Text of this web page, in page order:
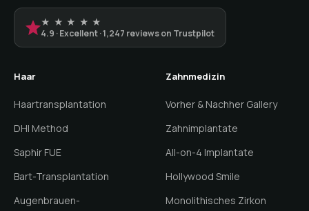
★ ★ ★ ★ ★
4.9 · Excellent · 1,247 reviews on Trustpilot
Haar
Haartransplantation
DHI Method
Saphir FUE
Bart-Transplantation
Augenbrauen-
Zahnmedizin
Vorher & Nachher Gallery
Zahnimplantate
All-on-4 Implantate
Hollywood Smile
Monolithisches Zirkon